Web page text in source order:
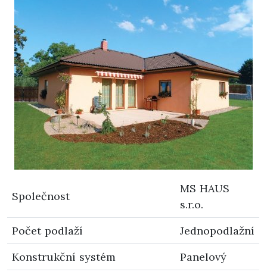
Společnost
MS HAUS
s.r.o.
Počet podlaží
Jednopodlažní
Konstrukční systém
Panelový